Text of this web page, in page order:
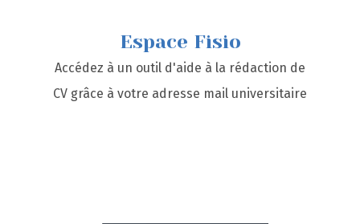
Espace Fisio
Accédez à un outil d'aide à la rédaction de
CV grâce à votre adresse mail universitaire